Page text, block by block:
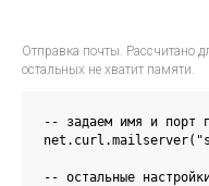
Отправка почты. Рассчитано
остальных не хватит памяти.
-- задаем имя и порт
-- остальные